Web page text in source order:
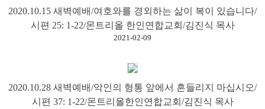
니
티
등
인
2020.10.15 새벽예배/여호와를 경외하는 삶이 복이 있습니다/
시편 25: 1-22/몬트리올 한인연합교회/김진식 목사
2021-02-09
2020.10.28 새벽예배/악인의 형통 앞에서 흔들리지 마십시오/
시편 37: 1-22/몬트리올한인연합교회/김진식 목사